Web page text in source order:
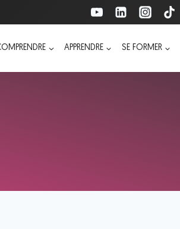
APPRENDRE SE FORMER